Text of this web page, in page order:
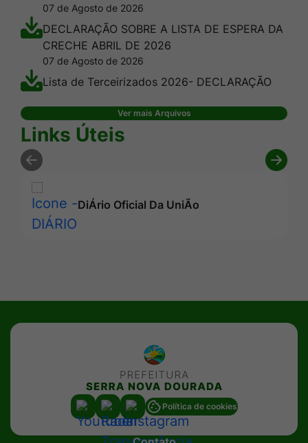
07 de Agosto de 2026
DECLARAÇÃO SOBRE A LISTA DE ESPERA DA
CRECHE ABRIL DE 2026
07 de Agosto de 2026
Lista de Terceirizados 2026- DECLARAÇÃO
Ver mais Arquivos
Seção Links Úteis
Links Úteis
DiÁrio Oficial Da UniÃo
Acessar
a
Acessar
a
Acessar
a
Política de cookies